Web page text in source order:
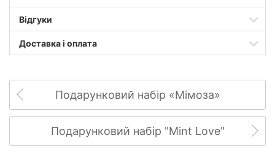
Відгуки
Доставка і оплата
Подарунковий набір «Мімоза»
Подарунковий набір "Mint Love"